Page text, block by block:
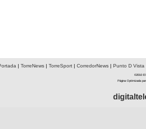
| TorreNews| TorreSport| CorredorNews| Punto D Vista
©2010 El
Página Optimizada